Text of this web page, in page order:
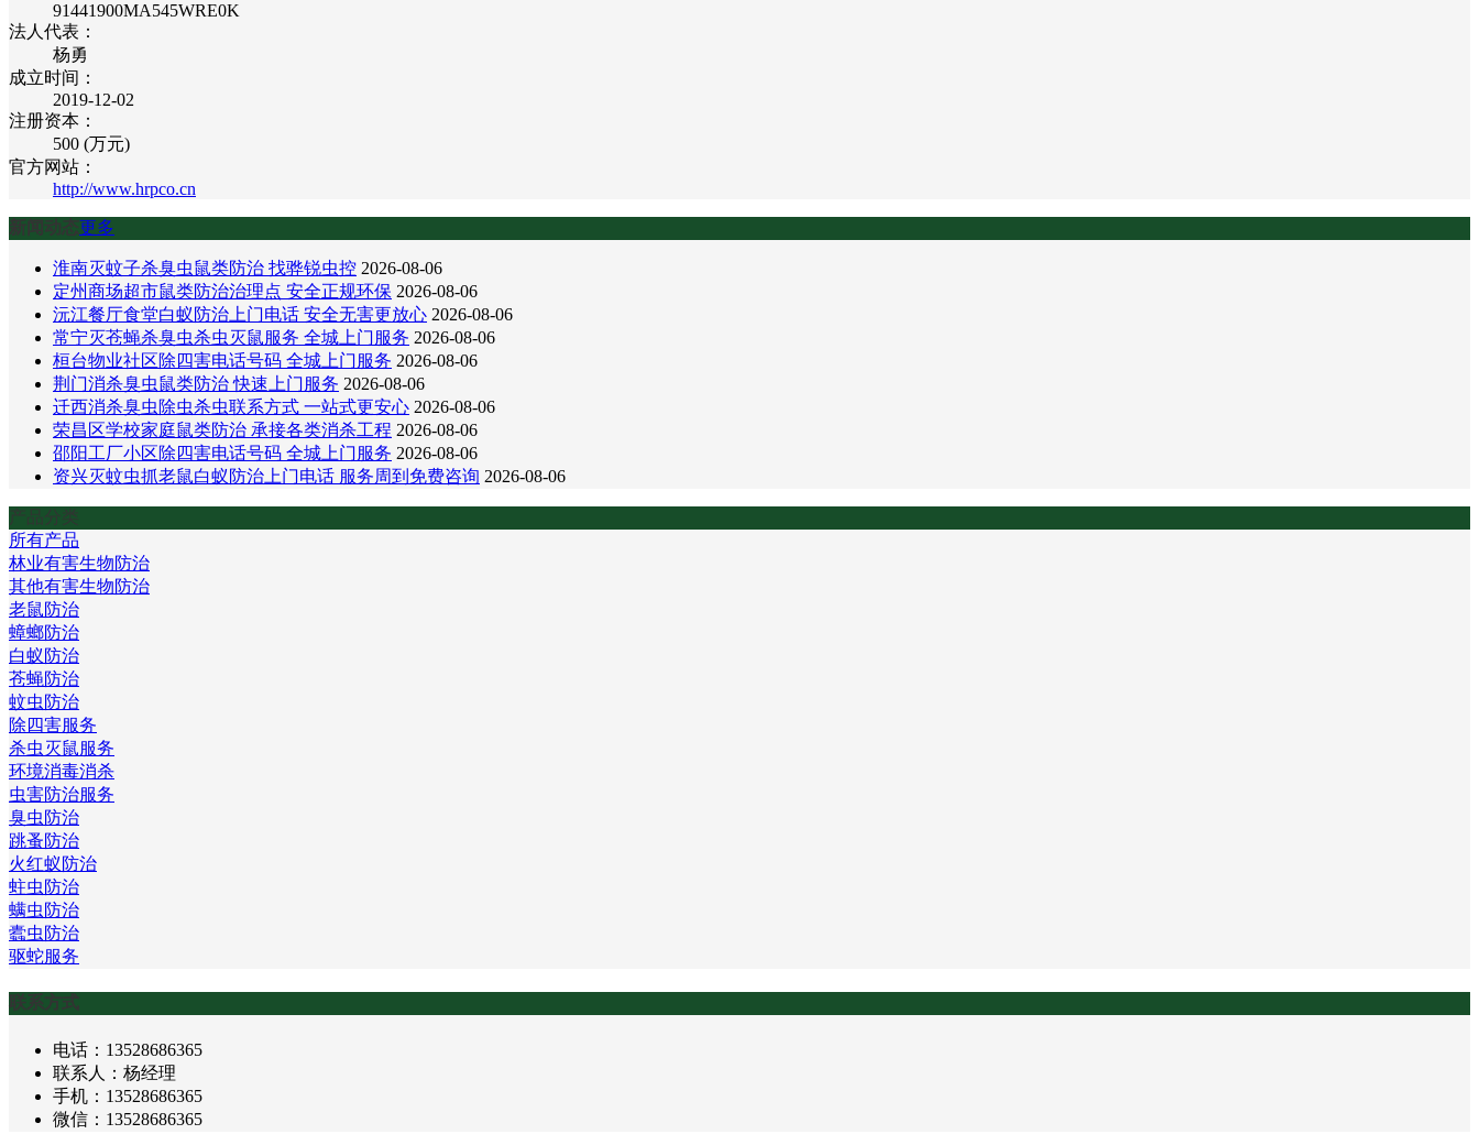
91441900MA545WRE0K
法人代表：
杨勇
成立时间：
2019-12-02
注册资本：
500 (万元)
官方网站：
http://www.hrpco.cn
新闻动态更多
淮南灭蚊子杀臭虫鼠类防治 找骅锐虫控 2026-08-06
定州商场超市鼠类防治治理点 安全正规环保 2026-08-06
沅江餐厅食堂白蚁防治上门电话 安全无害更放心 2026-08-06
常宁灭苍蝇杀臭虫杀虫灭鼠服务 全城上门服务 2026-08-06
桓台物业社区除四害电话号码 全城上门服务 2026-08-06
荆门消杀臭虫鼠类防治 快速上门服务 2026-08-06
迁西消杀臭虫除虫杀虫联系方式 一站式更安心 2026-08-06
荣昌区学校家庭鼠类防治 承接各类消杀工程 2026-08-06
邵阳工厂小区除四害电话号码 全城上门服务 2026-08-06
资兴灭蚊虫抓老鼠白蚁防治上门电话 服务周到免费咨询 2026-08-06
产品分类
所有产品
林业有害生物防治
其他有害生物防治
老鼠防治
蟑螂防治
白蚁防治
苍蝇防治
蚊虫防治
除四害服务
杀虫灭鼠服务
环境消毒消杀
虫害防治服务
臭虫防治
跳蚤防治
火红蚁防治
蛀虫防治
螨虫防治
蠹虫防治
驱蛇服务
联系方式
电话：13528686365
联系人：杨经理
手机：13528686365
微信：13528686365